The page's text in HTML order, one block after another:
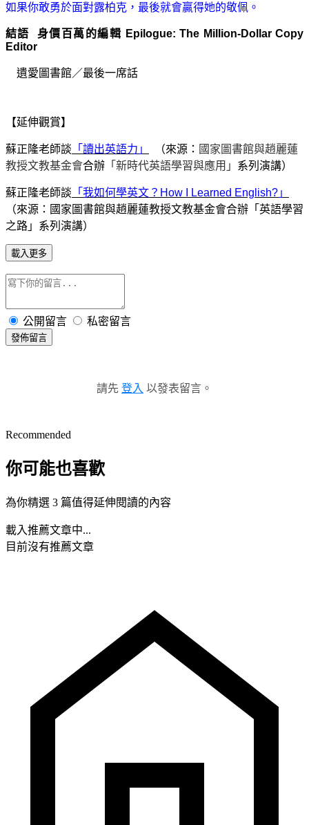
如果你敢勇於面對露柏克，最後就會贏得她的敬佩。
結語 身價百萬的編輯 Epilogue: The Million-Dollar Copy
Editor
遺愛圖書館／最後一席話
【延伸觀賞】
蘇正隆老師談 「讀出英語力」 （來源： 國家圖書館與趙麗蓮
教授文教基金會合辦 「新時代英語學習與應用」 系列演講）
蘇正隆老師談 「我如何學英文？How I Learned English?」
（來源：國家圖書館與趙麗蓮教授文教基金會合辦「英語學習
之路」系列演講）
載入更多
公開留言 私密留言
發佈留言
請先 登入 以發表留言。
Recommended
你可能也喜歡
為你精選 3 篇值得延伸閱讀的內容
載入推薦文章中...
目前沒有推薦文章